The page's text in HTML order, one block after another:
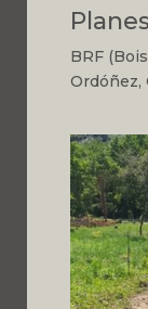
BRF
Ordóñez,